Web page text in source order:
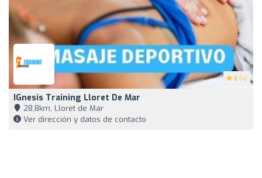
5 (4)
IGnesis Training Lloret De Mar
28,8km, Lloret de Mar
Ver dirección y datos de contacto